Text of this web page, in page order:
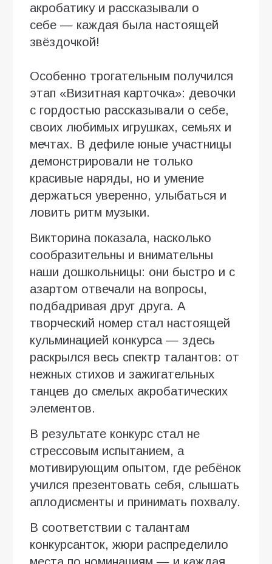
акробатику и рассказывали о
себе — каждая была настоящей
звёздочкой!
Особенно трогательным получился
этап «Визитная карточка»: девочки
с гордостью рассказывали о себе,
своих любимых игрушках, семьях и
мечтах. В дефиле юные участницы
демонстрировали не только
красивые наряды, но и умение
держаться уверенно, улыбаться и
ловить ритм музыки.
Викторина показала, насколько
сообразительны и внимательны
наши дошкольницы: они быстро и с
азартом отвечали на вопросы,
подбадривая друг друга. А
творческий номер стал настоящей
кульминацией конкурса — здесь
раскрылся весь спектр талантов: от
нежных стихов и зажигательных
танцев до смелых акробатических
элементов.
В результате конкурс стал не
стрессовым испытанием, а
мотивирующим опытом, где ребёнок
учился презентовать себя, слышать
аплодисменты и принимать похвалу.
В соответствии с талантам
конкурсанток, жюри распределило